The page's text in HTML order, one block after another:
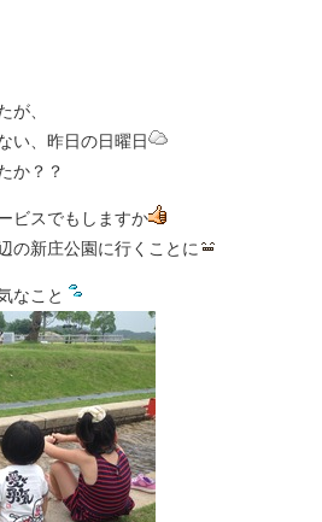
が、
い、昨日の日曜日
か？？
ビスでもしますか
の新庄公園に行くことに
なこと